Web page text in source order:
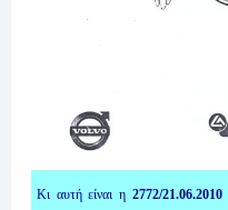
Κι αυτή είναι η 2772/21.06.2010